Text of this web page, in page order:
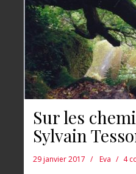
Sur les
Sylvain
29 janvier 2017 Eva 4